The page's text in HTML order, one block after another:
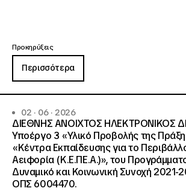
Προκηρύξεις
Περισσότερα
02 · 06 · 2026
ΔΙΕΘΝΗΣ ΑΝΟΙΧΤΟΣ ΗΛΕΚΤΡΟΝΙΚΟΣ
Υποέργο 3 «Υλικό Προβολής της
«Κέντρα Εκπαίδευσης για το
Αειφορία (Κ.Ε.ΠΕ.Α.)», του
Δυναμικό και Κοινωνική Συνοχή 2021-
ΟΠΣ 6004470.